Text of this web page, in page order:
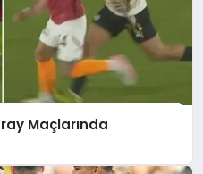
Maçlarında